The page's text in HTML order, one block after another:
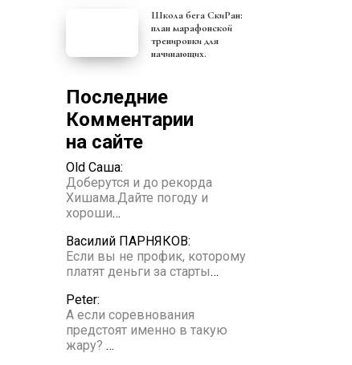
Школа бега СкиРан:
план марафонской
тренировки для
начинающих.
Последние
Комментарии
на сайте
Old Саша:
Доберутся и до рекорда
Хишама.Дайте погоду и
хороши…
Василий ПАРНЯКОВ:
Если вы не профик, которому
платят деньги за старты…
Peter:
А если соревнования
предстоят именно в такую
жару? …